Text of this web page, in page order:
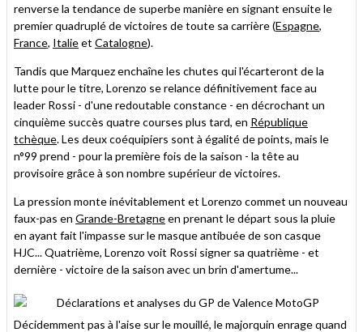
renverse la tendance de superbe manière en signant ensuite le
premier quadruplé de victoires de toute sa carrière (Espagne,
France, Italieet Catalogne).
Tandis que Marquez enchaîne les chutes qui l'écarteront de la
lutte pour le titre, Lorenzo se relance définitivement face au
leader Rossi - d'une redoutable constance - en décrochant un
cinquième succès quatre courses plus tard, en République
tchèque. Les deux coéquipiers sont à égalité de points, mais le
n°99 prend - pour la première fois de la saison - la tête au
provisoire grâce à son nombre supérieur de victoires.
La pression monte inévitablement et Lorenzo commet un nouveau
faux-pas en Grande-Bretagneen prenant le départ sous la pluie
en ayant fait l'impasse sur le masque antibuée de son casque
HJC... Quatrième, Lorenzo voit Rossi signer sa quatrième - et
dernière - victoire de la saison avec un brin d'amertume...
Décidemment pas à l'aise sur le mouillé, le majorquin enrage quand